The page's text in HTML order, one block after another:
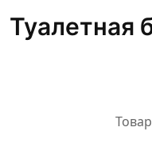
Туалетная